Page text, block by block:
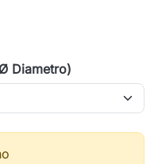
Diametro)